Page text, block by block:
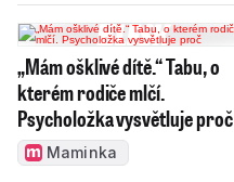
„Mám ošklivé dítě.“ Tabu, o
kterém rodiče mlčí.
Psycholožka vysvětluje proč
Maminka